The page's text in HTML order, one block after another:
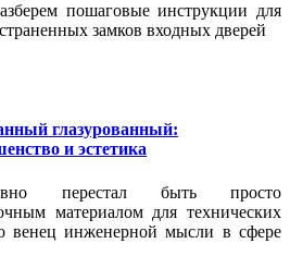
пошаговые инструкции для
замков входных дверей
глазурованный:
и эстетика
перестал быть просто
материалом для технических
венец инженерной мысли в сфере